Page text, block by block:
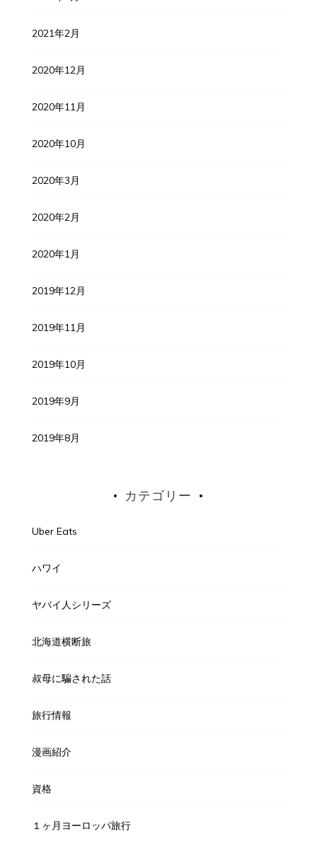
2021年2月
2020年12月
2020年11月
2020年10月
2020年3月
2020年2月
2020年1月
2019年12月
2019年11月
2019年10月
2019年9月
2019年8月
カテゴリー
Uber Eats
ハワイ
ヤバイ人シリーズ
北海道横断旅
叔母に騙された話
旅行情報
漫画紹介
資格
１ヶ月ヨーロッパ旅行